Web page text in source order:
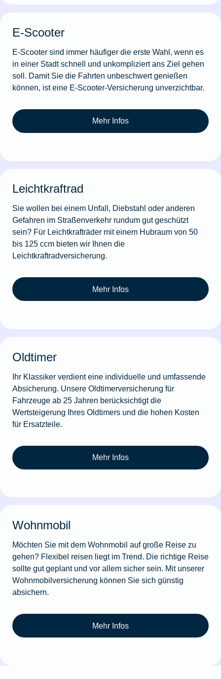
E-Scooter
E-Scooter sind immer häufiger die erste Wahl, wenn es
in einer Stadt schnell und unkompliziert ans Ziel gehen
soll. Damit Sie die Fahrten unbeschwert genießen
können, ist eine E-Scooter-Versicherung unverzichtbar.
Mehr Infos
Leichtkraftrad
Sie wollen bei einem Unfall, Diebstahl oder anderen
Gefahren im Straßenverkehr rundum gut geschützt
sein? Für Leichtkrafträder mit einem Hubraum von 50
bis 125 ccm bieten wir Ihnen die
Leichtkraftradversicherung.
Mehr Infos
Oldtimer
Ihr Klassiker verdient eine individuelle und umfassende
Absicherung. Unsere Oldtimerversicherung für
Fahrzeuge ab 25 Jahren berücksichtigt die
Wertsteigerung Ihres Oldtimers und die hohen Kosten
für Ersatzteile.
Mehr Infos
Wohnmobil
Möchten Sie mit dem Wohnmobil auf große Reise zu
gehen? Flexibel reisen liegt im Trend. Die richtige Reise
sollte gut geplant und vor allem sicher sein. Mit unserer
Wohnmobilversicherung können Sie sich günstig
absichern.
Mehr Infos